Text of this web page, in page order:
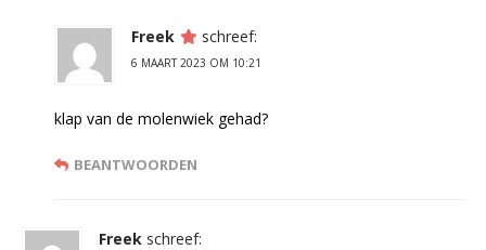
Freek schreef:
6 MAART 2023 OM 10:21
klap van de molenwiek gehad?
BEANTWOORDEN
Freek schreef: